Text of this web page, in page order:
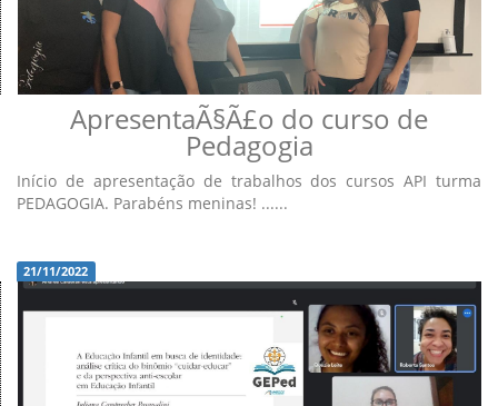
ApresentaÃ§Ã£o do curso de
Pedagogia
Início de apresentação de trabalhos dos cursos API turma
PEDAGOGIA. Parabéns meninas! ......
21/11/2022